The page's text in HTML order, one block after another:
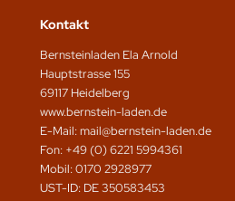
Kontakt
Bernsteinladen Ela Arnold
Hauptstrasse 155
69117 Heidelberg
www.bernstein-laden.de
E-Mail: mail@bernstein-laden.de
Fon: +49 (0) 6221 5994361
Mobil: 0170 2928977
UST-ID: DE 350583453